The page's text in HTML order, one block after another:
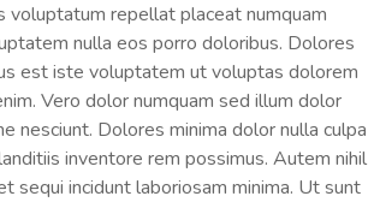
repellat placeat numquam
nulla eos porro doloribus. Dolores
est iste voluptatem ut voluptas dolorem
Vero dolor numquam sed illum dolor
nesciunt. Dolores minima dolor nulla culpa
inventore rem possimus. Autem nihil
sequi incidunt laboriosam minima. Ut sunt